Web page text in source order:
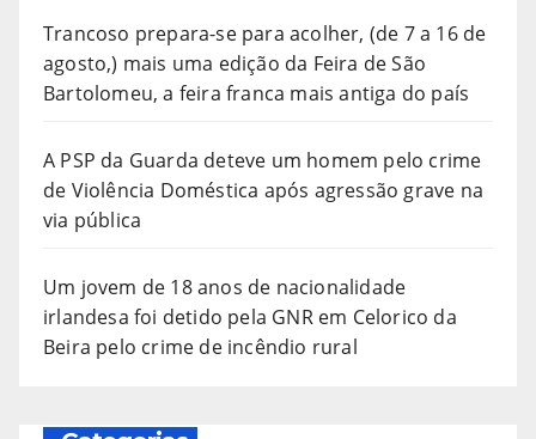
Trancoso prepara-se para acolher, (de 7 a 16 de
agosto,) mais uma edição da Feira de São
Bartolomeu, a feira franca mais antiga do país
A PSP da Guarda deteve um homem pelo crime
de Violência Doméstica após agressão grave na
via pública
Um jovem de 18 anos de nacionalidade
irlandesa foi detido pela GNR em Celorico da
Beira pelo crime de incêndio rural